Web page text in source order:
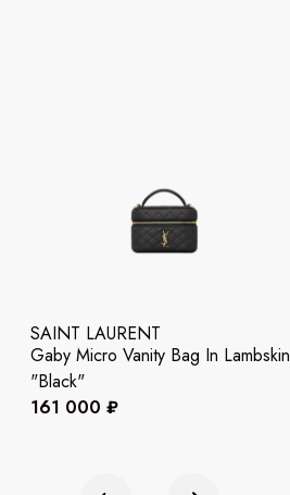
SAINT LAURENT
Gaby Micro Vanity Bag In Lambskin
"Black"
161 000 ₽